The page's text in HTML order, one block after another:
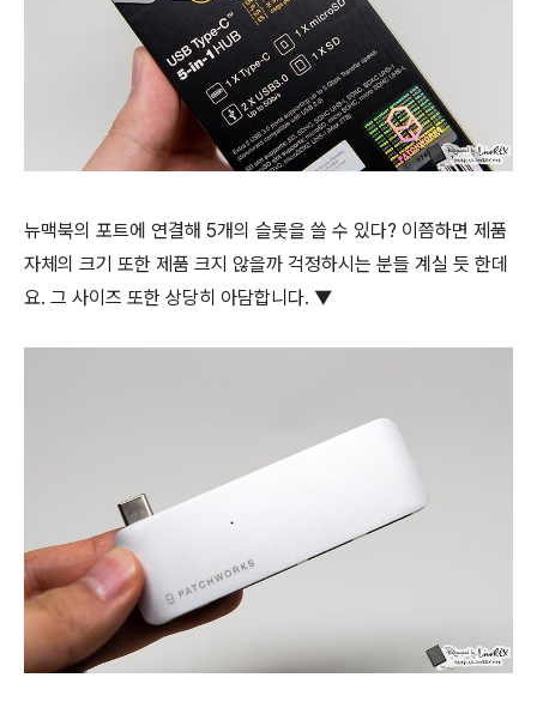
뉴맥북의 포트에 연결해 5개의 슬롯을 쓸 수 있다? 이쯤하면 제품
자체의 크기 또한 제품 크지 않을까 걱정하시는 분들 계실 듯 한데
요. 그 사이즈 또한 상당히 아담합니다. ▼